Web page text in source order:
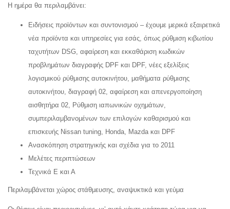
Η ημέρα θα περιλαμβάνει:
Ειδήσεις προϊόντων και συντονισμού – έχουμε μερικά εξαιρετικά
νέα προϊόντα και υπηρεσίες για εσάς, όπως ρύθμιση κιβωτίου
ταχυτήτων DSG, αφαίρεση και εκκαθάριση κωδικών
προβλημάτων διαγραφής DPF και DPF, νέες εξελίξεις
λογισμικού ρύθμισης αυτοκινήτου, μαθήματα ρύθμισης
αυτοκινήτου, διαγραφή 02, αφαίρεση και απενεργοποίηση
αισθητήρα 02, Ρύθμιση ιαπωνικών οχημάτων,
συμπεριλαμβανομένων των επιλογών καθαρισμού και
επισκευής Nissan tuning, Honda, Mazda και DPF
Ανασκόπηση στρατηγικής και σχέδια για το 2011
Μελέτες περιπτώσεων
Τεχνικά Ε και Α
Περιλαμβάνεται χώρος στάθμευσης, αναψυκτικά και γεύμα